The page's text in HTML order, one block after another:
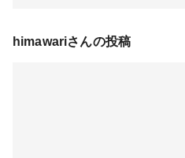
himawariさんの投稿